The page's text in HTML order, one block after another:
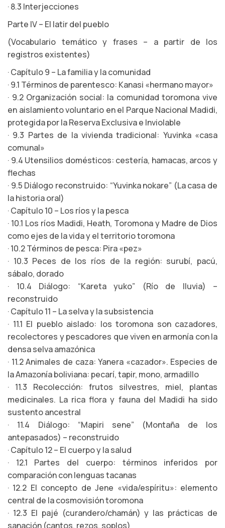
· 8.3 Interjecciones
Parte IV – El latir del pueblo
(Vocabulario temático y frases – a partir de los
registros existentes)
· Capítulo 9 – La familia y la comunidad
· 9.1 Términos de parentesco: Kanasi «hermano mayor»
· 9.2 Organización social: la comunidad toromona vive
en aislamiento voluntario en el Parque Nacional Madidi,
protegida por la Reserva Exclusiva e Inviolable
· 9.3 Partes de la vivienda tradicional: Yuvinka «casa
comunal»
· 9.4 Utensilios domésticos: cestería, hamacas, arcos y
flechas
· 9.5 Diálogo reconstruido: “Yuvinka nokare” (La casa de
la historia oral)
· Capítulo 10 – Los ríos y la pesca
· 10.1 Los ríos Madidi, Heath, Toromona y Madre de Dios
como ejes de la vida y el territorio toromona
· 10.2 Términos de pesca: Pira «pez»
· 10.3 Peces de los ríos de la región: surubí, pacú,
sábalo, dorado
· 10.4 Diálogo: “Kareta yuko” (Río de lluvia) –
reconstruido
· Capítulo 11 – La selva y la subsistencia
· 11.1 El pueblo aislado: los toromona son cazadores,
recolectores y pescadores que viven en armonía con la
densa selva amazónica
· 11.2 Animales de caza: Yanera «cazador». Especies de
la Amazonía boliviana: pecarí, tapir, mono, armadillo
· 11.3 Recolección: frutos silvestres, miel, plantas
medicinales. La rica flora y fauna del Madidi ha sido
sustento ancestral
· 11.4 Diálogo: “Mapiri sene” (Montaña de los
antepasados) – reconstruido
· Capítulo 12 – El cuerpo y la salud
· 12.1 Partes del cuerpo: términos inferidos por
comparación con lenguas tacanas
· 12.2 El concepto de Jene «vida/espíritu»: elemento
central de la cosmovisión toromona
· 12.3 El pajé (curandero/chamán) y las prácticas de
sanación (cantos, rezos, soplos)